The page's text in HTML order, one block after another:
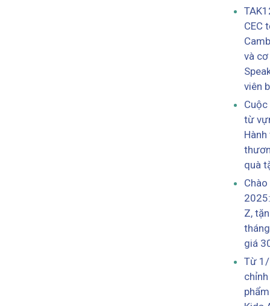
CEC
và
viên
từ
quà
Z,
giá
Từ